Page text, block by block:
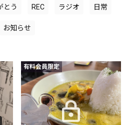
とう REC ラジオ 日常
お知らせ
有料会員限定